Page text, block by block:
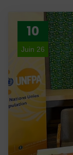
10
Juin 26